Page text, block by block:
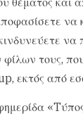
να
να
τους,
εκτός από